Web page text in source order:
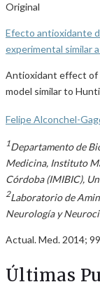
Original
Efecto antioxidante
experimental similar
Antioxidant effect of
model similar to
Felipe Alconchel-
1Departamento de
Medicina, Instituto
Córdoba (IMIBIC),
2Laboratorio de
Neurología y
Actual. Med. 2014;
Últimas